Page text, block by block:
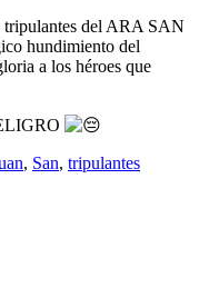
tripulantes del ARA SAN
hundimiento del
a los héroes que
, San, tripulantes